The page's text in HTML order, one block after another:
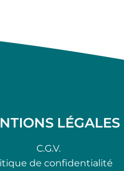
LÉGALES
C.G.V.
de confidentialité